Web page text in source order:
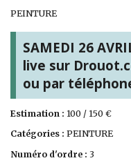
PEINTURE
SAMEDI 26
live sur
ou par
Estimation : 100 / 150 €
Catégories : PEINTURE
Numéro d'ordre : 3